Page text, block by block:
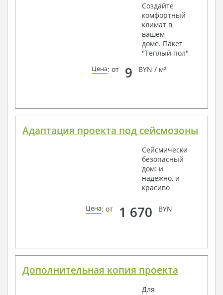
Создайте
комфортный
климат в
вашем
доме. Пакет
"Теплый пол"
Цена: от 9 BYN / м²
Адаптация проекта под сейсмозоны
Сейсмически
безопасный
дом: и
надежно, и
красиво
Цена: от 1 670 BYN
Дополнительная копия проекта
Для